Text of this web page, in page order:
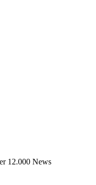
12.000 News